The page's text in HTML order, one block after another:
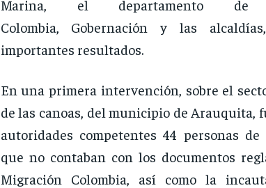
Marina, el departamento de
Colombia, Gobernación y las
importantes resultados.
En una primera intervención, sobre el
de las canoas, del municipio de Arauquita,
autoridades competentes 44 personas
que no contaban con los documentos
Migración Colombia, así como la